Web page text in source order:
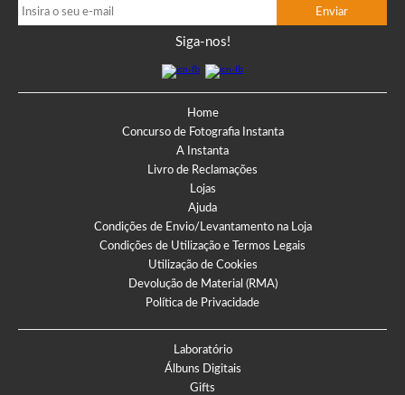
Siga-nos!
Home
Concurso de Fotografia Instanta
A Instanta
Livro de Reclamações
Lojas
Ajuda
Condições de Envio/Levantamento na Loja
Condições de Utilização e Termos Legais
Utilização de Cookies
Devolução de Material (RMA)
Política de Privacidade
Laboratório
Álbuns Digitais
Gifts